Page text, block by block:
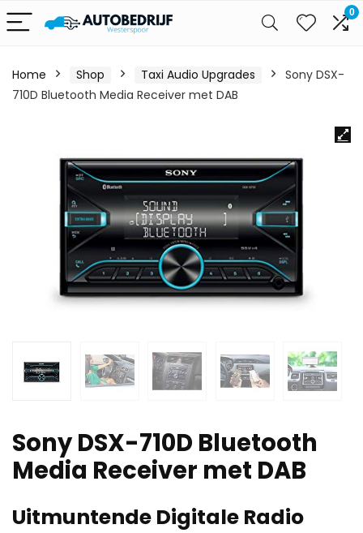
0
Home Shop Taxi Audio Upgrades
Sony DSX-
710D Bluetooth Media Receiver met DAB
Sony DSX-710D Bluetooth
Media Receiver met DAB
Uitmuntende Digitale Radio